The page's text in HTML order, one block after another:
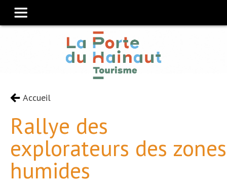
Accueil
Rallye des
explorateurs des zones
humides